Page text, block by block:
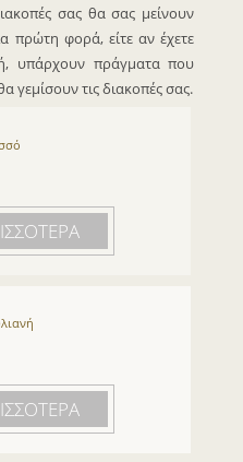
σας θα σας μείνουν
πρώτη φορά, είτε αν έχετε
υπάρχουν πράγματα που
γεμίσουν τις διακοπές σας.